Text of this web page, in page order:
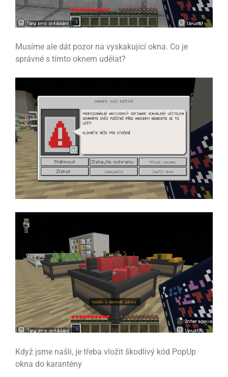
Musíme ale dát pozor na vyskakující okna. Co je
správné s tímto oknem udělat?
Když jsme našli, je třeba vložit škodlivý kód PopUp
okna do karantény